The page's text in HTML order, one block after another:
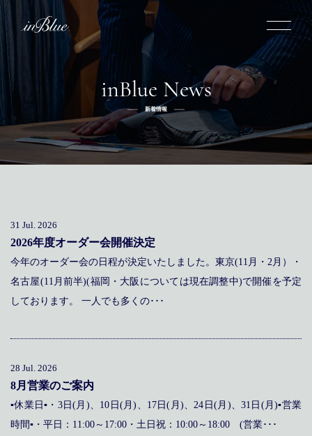
inBlueについて
inBlueの強み ヒストリー
オーダー方法
ふるさと納税
リボーン
新着
ニュース インタビュー
社長ブログ
採用情報
新卒採用 店舗概要
JP EN
inBlue News
新着情報
31 Jul. 2026
2026年度オーダー会開催決定
今年のオーダー会の日程が決定いたしました。東京(11月・2月）・
名古屋(11月前半)(福岡・大阪については現在調整中)で開催を予定
しております。 一人でも多くの･･･
28 Jul. 2026
8月営業のご案内
▪休業日▪・3日(月)、10日(月)、17日(月)、24日(月)、31日(月)▪営業
時間▪・平日：11:00～17:00・土日祝：10:00～18:00 (営業･･･